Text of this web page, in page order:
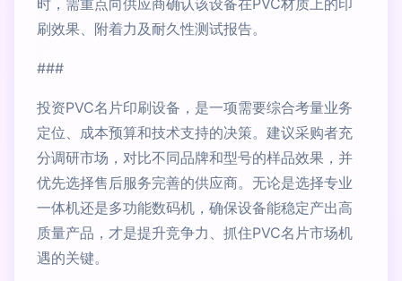
时，需重点向供应商确认该设备在PVC材质上的印
刷效果、附着力及耐久性测试报告。
###
投资PVC名片印刷设备，是一项需要综合考量业务
定位、成本预算和技术支持的决策。建议采购者充
分调研市场，对比不同品牌和型号的样品效果，并
优先选择售后服务完善的供应商。无论是选择专业
一体机还是多功能数码机，确保设备能稳定产出高
质量产品，才是提升竞争力、抓住PVC名片市场机
遇的关键。